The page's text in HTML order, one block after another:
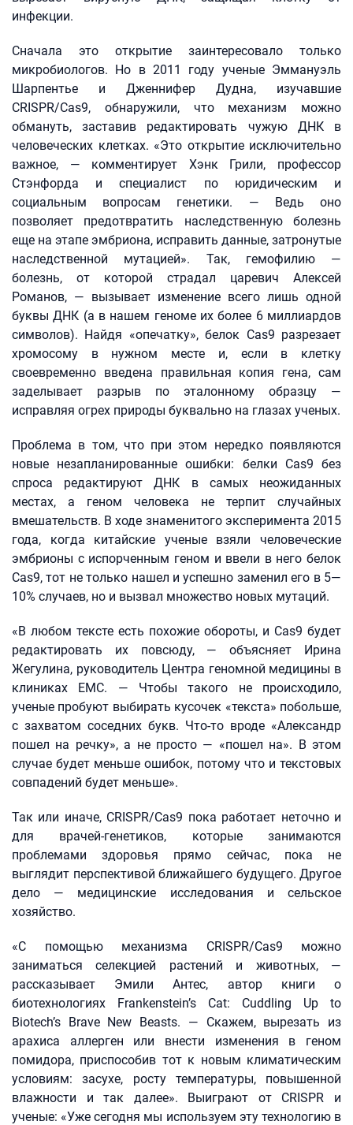
инфекции.
Сначала это открытие заинтересовало только
микробиологов. Но в 2011 году ученые Эммануэль
Шарпентье и Дженнифер Дудна, изучавшие
CRISPR/Cas9, обнаружили, что механизм можно
обмануть, заставив редактировать чужую ДНК в
человеческих клетках. «Это открытие исключительно
важное, — комментирует Хэнк Грили, профессор
Стэнфорда и специалист по юридическим и
социальным вопросам генетики. — Ведь оно
позволяет предотвратить наследственную болезнь
еще на этапе эмбриона, исправить данные, затронутые
наследственной мутацией». Так, гемофилию —
болезнь, от которой страдал царевич Алексей
Романов, — вызывает изменение всего лишь одной
буквы ДНК (а в нашем геноме их более 6 миллиардов
символов). Найдя «опечатку», белок Cas9 разрезает
хромосому в нужном месте и, если в клетку
своевременно введена правильная копия гена, сам
заделывает разрыв по эталонному образцу —
исправляя огрех природы буквально на глазах ученых.
Проблема в том, что при этом нередко появляются
новые незапланированные ошибки: белки Cas9 без
спроса редактируют ДНК в самых неожиданных
местах, а геном человека не терпит случайных
вмешательств. В ходе знаменитого эксперимента 2015
года, когда китайские ученые взяли человеческие
эмбрионы с испорченным геном и ввели в него белок
Cas9, тот не только нашел и успешно заменил его в 5—
10% случаев, но и вызвал множество новых мутаций.
«В любом тексте есть похожие обороты, и Сas9 будет
редактировать их повсюду, — объясняет Ирина
Жегулина, руководитель Центра геномной медицины в
клиниках EMC. — Чтобы такого не происходило,
ученые пробуют выбирать кусочек «текста» побольше,
с захватом соседних букв. Что-то вроде «Александр
пошел на речку», а не просто — «пошел на». В этом
случае будет меньше ошибок, потому что и текстовых
совпадений будет меньше».
Так или иначе, CRISPR/Cas9 пока работает неточно и
для врачей-генетиков, которые занимаются
проблемами здоровья прямо сейчас, пока не
выглядит перспективой ближайшего будущего. Другое
дело — медицинские исследования и сельское
хозяйство.
«С помощью механизма CRISPR/Cas9 можно
заниматься селекцией растений и животных, —
рассказывает Эмили Антес, автор книги о
биотехнологиях Frankenstein’s Cat: Cuddling Up to
Biotech’s Brave New Beasts. — Скажем, вырезать из
арахиса аллерген или внести изменения в геном
помидора, приспособив тот к новым климатическим
условиям: засухе, росту температуры, повышенной
влажности и так далее». Выиграют от CRISPR и
ученые: «Уже сегодня мы используем эту технологию в